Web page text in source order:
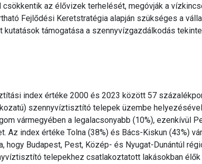
az élővizek terhelését, megóvják a
Fejlődési Keretstratégia alapján szükséges a
támogatása a szennyvízgazdálkodás
index értéke 2000 és 2023 között 57
szennyvíztisztító telepek üzembe
vármegyében a legalacsonyabb (10%), ezenkívül
Az index értéke Tolna (38%) és Bács-Kiskun (43%)
hogy Budapest, Pest, Közép- és Nyugat-Dunántúl
telepekhez csatlakoztatott lakásokban élők